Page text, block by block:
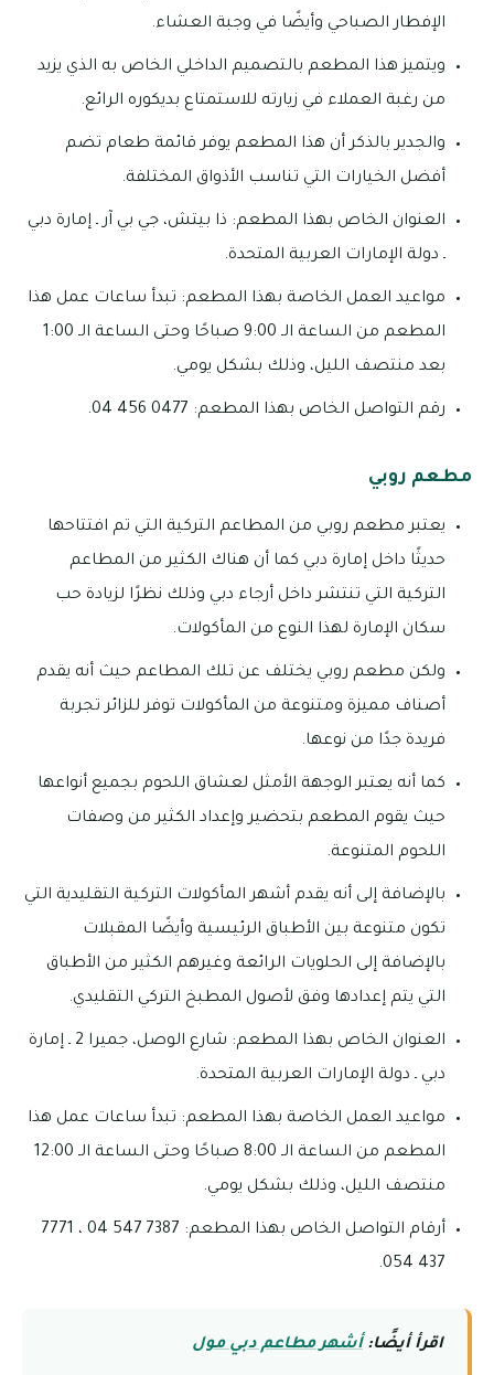
الإفطار الصباحي وأيضًا في وجبة العشاء.
ويتميز هذا المطعم بالتصميم الداخلي الخاص به الذي يزيد
من رغبة العملاء في زيارته للاستمتاع بديكوره الرائع.
والجدير بالذكر أن هذا المطعم يوفر قائمة طعام تضم
أفضل الخيارات التي تناسب الأذواق المختلفة.
العنوان الخاص بهذا المطعم: ذا بيتش، جي بي آر ـ إمارة دبي
ـ دولة الإمارات العربية المتحدة.
مواعيد العمل الخاصة بهذا المطعم: تبدأ ساعات عمل هذا
المطعم من الساعة الـ 9:00 صباحًا وحتى الساعة الـ 1:00
بعد منتصف الليل، وذلك بشكل يومي.
رقم التواصل الخاص بهذا المطعم: 0477 456 04.
مطعم روبي
يعتبر مطعم روبي من المطاعم التركية التي تم افتتاحها
حديثًا داخل إمارة دبي كما أن هناك الكثير من المطاعم
التركية التي تنتشر داخل أرجاء دبي وذلك نظرًا لزيادة حب
سكان الإمارة لهذا النوع من المأكولات.
ولكن مطعم روبي يختلف عن تلك المطاعم حيث أنه يقدم
أصناف مميزة ومتنوعة من المأكولات توفر للزائر تجربة
فريدة جدًا من نوعها.
كما أنه يعتبر الوجهة الأمثل لعشاق اللحوم بجميع أنواعها
حيث يقوم المطعم بتحضير وإعداد الكثير من وصفات
اللحوم المتنوعة.
بالإضافة إلى أنه يقدم أشهر المأكولات التركية التقليدية التي
تكون متنوعة بين الأطباق الرئيسية وأيضًا المقبلات
بالإضافة إلى الحلويات الرائعة وغيرهم الكثير من الأطباق
التي يتم إعدادها وفق لأصول المطبخ التركي التقليدي.
العنوان الخاص بهذا المطعم: شارع الوصل، جميرا 2 ـ إمارة
دبي ـ دولة الإمارات العربية المتحدة.
مواعيد العمل الخاصة بهذا المطعم: تبدأ ساعات عمل هذا
المطعم من الساعة الـ 8:00 صباحًا وحتى الساعة الـ 12:00
منتصف الليل، وذلك بشكل يومي.
أرقام التواصل الخاص بهذا المطعم: 7387 547 04 ، 7771
437 054.
اقرأ أيضًا:أشهر مطاعم دبي مول